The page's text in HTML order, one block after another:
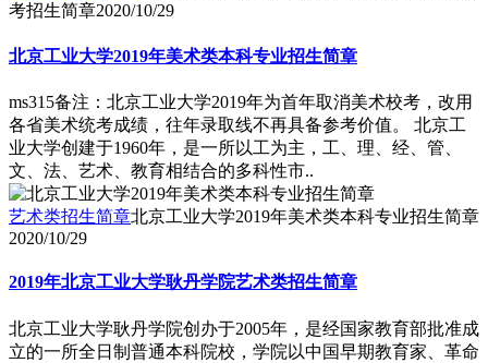
考招生简章2020/10/29
北京工业大学2019年美术类本科专业招生简章
ms315备注：北京工业大学2019年为首年取消美术校考，改用
各省美术统考成绩，往年录取线不再具备参考价值。 北京工
业大学创建于1960年，是一所以工为主，工、理、经、管、
文、法、艺术、教育相结合的多科性市..
艺术类招生简章北京工业大学2019年美术类本科专业招生简章
2020/10/29
2019年北京工业大学耿丹学院艺术类招生简章
北京工业大学耿丹学院创办于2005年，是经国家教育部批准成
立的一所全日制普通本科院校，学院以中国早期教育家、革命